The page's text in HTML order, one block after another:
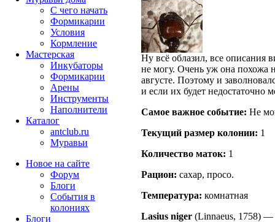
Ну всё облазил, все описания
не могу. Очень уж она похожа
августе. Поэтому и
и если их будет недостаточно
Самое важное событие: Не
Текущий размер кoлонии: 1
Количество маток: 1
Рацион: сахар, просо.
Температура: комнатная
Lasius niger (Linnaeus, 1758) —
С чего начать
Формикарии
Условия
Кормление
Мастерская
Инкубаторы
Формикарии
Арены
Инструменты
Наполнители
Каталог
antclub.ru
Муравьи
Новое на сайте
Форум
Блоги
События в
колониях
Блоги